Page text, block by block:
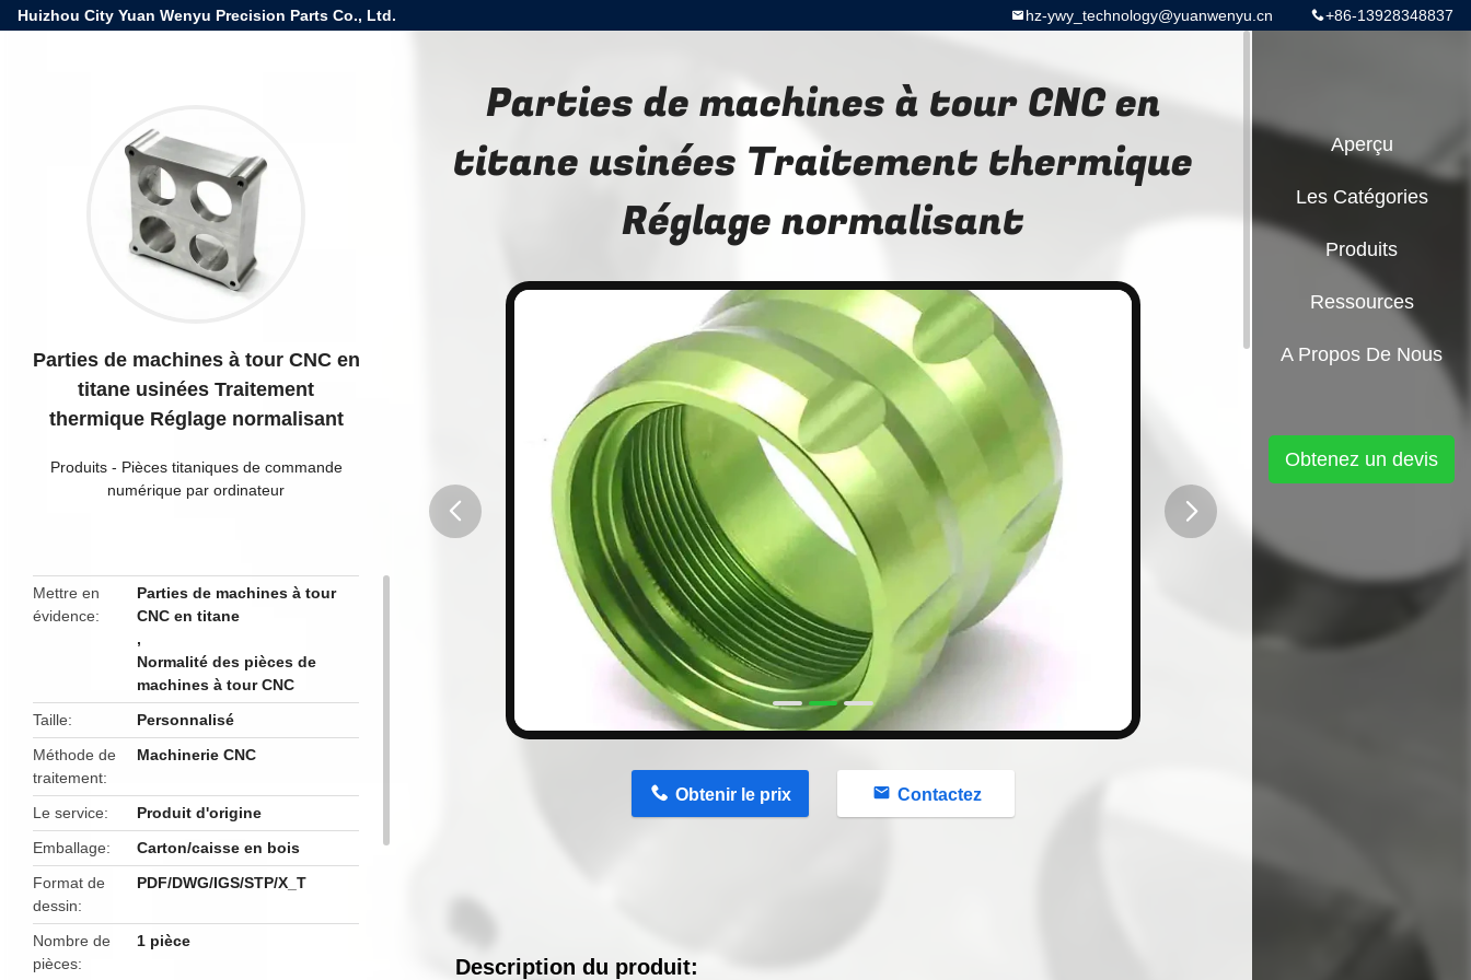
Huizhou City Yuan Wenyu Precision Parts Co., Ltd. +86-13928348837
hz-ywy_technology@yuanwenyu.cn
Parties de machines à tour CNC en
titane usinées Traitement
thermique Réglage normalisant
Produits- Pièces titaniques de commande
numérique par ordinateur
Mettre en
évidence
Parties de machines à tour
CNC en titane
,
Normalité des pièces de
machines à tour CNC
Taille
Personnalisé
Méthode de
traitement
Machinerie CNC
Le service
Produit d'origine
Emballage
Carton/caisse en bois
Format de
dessin
PDF/DWG/IGS/STP/X_T
Nombre de
pièces
1 pièce
Parties de machines à tour CNC en
titane usinées Traitement thermique
Réglage normalisant
Obtenir le prix Contactez
Description du produit:
Aperçu
Les Catégories
Produits
Ressources
A Propos De Nous
Obtenez un devis